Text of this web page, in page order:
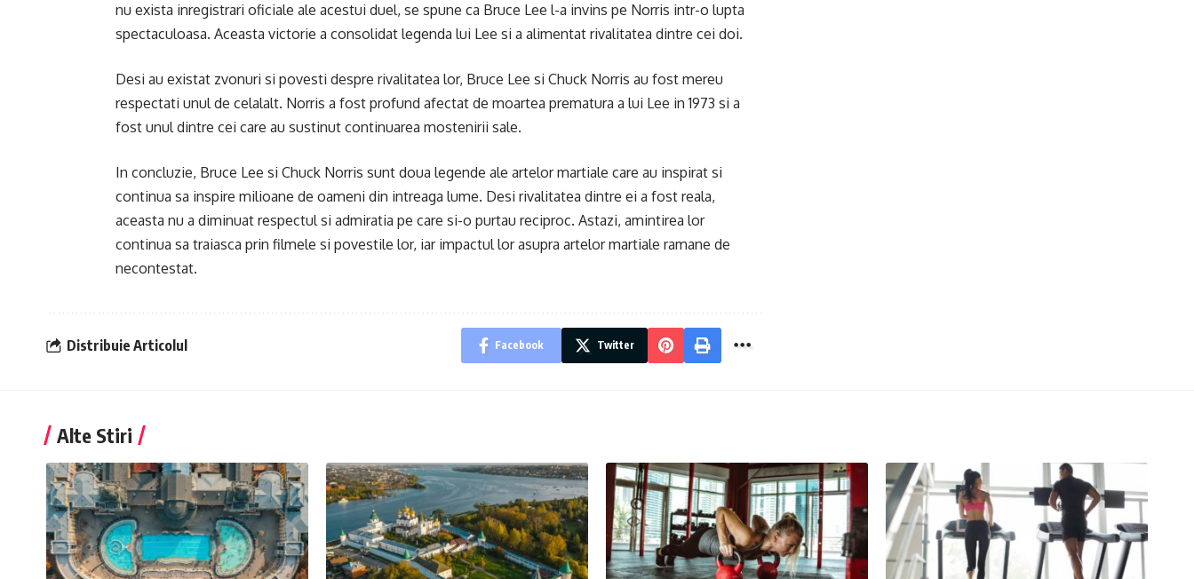
nu exista inregistrari oficiale ale acestui duel, se spune ca Bruce Lee l-a invins pe Norris intr-o lupta
spectaculoasa. Aceasta victorie a consolidat legenda lui Lee si a alimentat rivalitatea dintre cei doi.
Desi au existat zvonuri si povesti despre rivalitatea lor, Bruce Lee si Chuck Norris au fost mereu
respectati unul de celalalt. Norris a fost profund afectat de moartea prematura a lui Lee in 1973 si a
fost unul dintre cei care au sustinut continuarea mostenirii sale.
In concluzie, Bruce Lee si Chuck Norris sunt doua legende ale artelor martiale care au inspirat si
continua sa inspire milioane de oameni din intreaga lume. Desi rivalitatea dintre ei a fost reala,
aceasta nu a diminuat respectul si admiratia pe care si-o purtau reciproc. Astazi, amintirea lor
continua sa traiasca prin filmele si povestile lor, iar impactul lor asupra artelor martiale ramane de
necontestat.
Distribuie Articolul Facebook Twitter
Alte Stiri